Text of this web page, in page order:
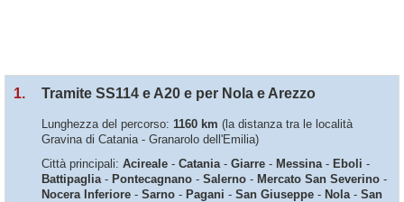
1. Tramite SS114 e A20 e per Nola e Arezzo
Lunghezza del percorso: 1160 km (la distanza tra le località
Gravina di Catania - Granarolo dell'Emilia)
Città principali: Acireale - Catania- Giarre - Messina- Eboli -
Battipaglia- Pontecagnano - Salerno - Mercato San Severino -
Nocera Inferiore - Sarno - Pagani - San Giuseppe - Nola- San